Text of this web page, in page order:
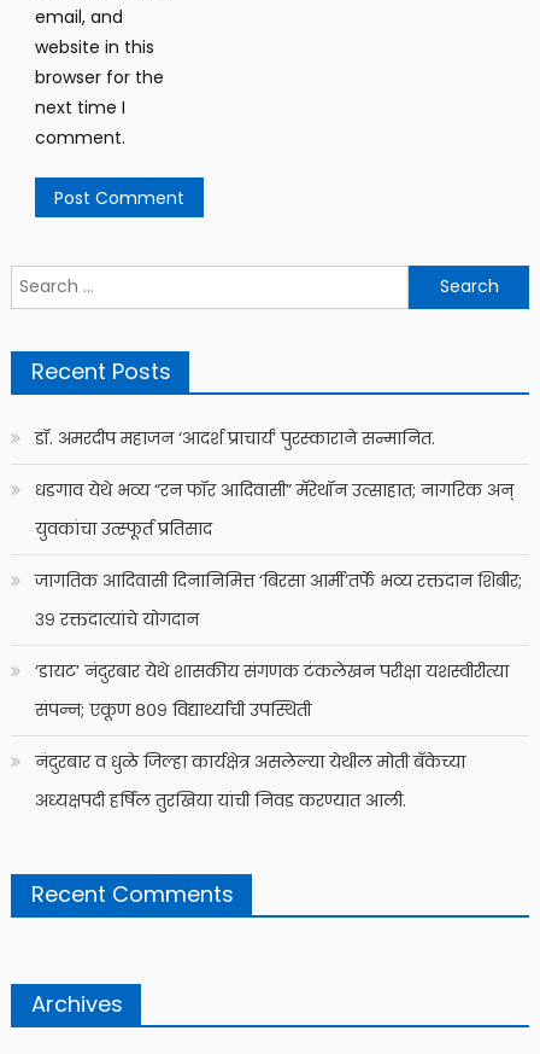
email, and
website in this
browser for the
next time I
comment.
Search
for:
Recent Posts
डॉ. अमरदीप महाजन ‘आदर्श प्राचार्य’ पुरस्काराने सन्मानित.
धडगाव येथे भव्य “रन फॉर आदिवासी” मॅरेथॉन उत्साहात; नागरिक अन्
युवकांचा उत्स्फूर्त प्रतिसाद
जागतिक आदिवासी दिनानिमित्त ‘बिरसा आर्मी’तर्फे भव्य रक्तदान शिबीर;
३९ रक्तदात्यांचे योगदान
‘डायट’ नंदुरबार येथे शासकीय संगणक टंकलेखन परीक्षा यशस्वीरीत्या
संपन्न; एकूण ८०९ विद्यार्थ्यांची उपस्थिती
नंदुरबार व धुळे जिल्हा कार्यक्षेत्र असलेल्या येथील मोती बँकेच्या
अध्यक्षपदी हर्षिल तुरखिया यांची निवड करण्यात आली.
Recent Comments
Archives